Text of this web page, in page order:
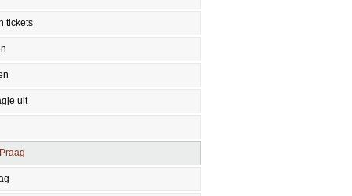
tickets
uit